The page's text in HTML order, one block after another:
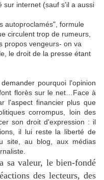
sur internet (sauf s'il a aussi
autoproclamés", formule
circulent trop de rumeurs,
propos vengeurs- on va
le droit de la presse étant
pourquoi l'opinion
florès sur le net…Face à
l'aspect financier plus que
corrompus, loin des
son droit d'expression : il
il lui reste la liberté de
site, au blog, aux médias
sa valeur, le bien-fondé
des lecteurs, des